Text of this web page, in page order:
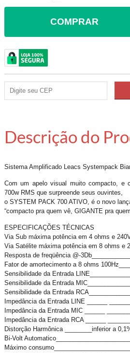
COMPRAR
Descrição do
Sistema Amplificado Leacs Systempack
Com um apelo visual muito compacto, e
700w RMS que surpreende seus ouvintes,
o SYSTEM PACK 700 ATIVO, é o novo
“compacto pra quem vê, GIGANTE pra quem
ESPECIFICAÇÕES TÉCNICAS
Via Sub máxima potência em 4 ohms e
Via Satélite máxima potência em 8 ohms e
Resposta de freqüência @-
Fator de amortecimento a 8 ohms
Sensibilidade da Entrada
Sensibilidade da Entrada
Sensibilidade da Entrada
Impedância da Entrada LINE ______
Impedância da Entrada MIC ______
Impedância da Entrada RCA ______
Distorção Harmônica ________inferior a
Bi-Volt
Máximo